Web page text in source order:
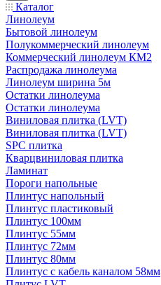
Каталог
Линолеум
Бытовой линолеум
Полукоммерческий линолеум
Коммерческий линолеум КМ2
Распродажа линолеума
Линолеум ширина 5м
Остатки линолеума
Остатки линолеума
Виниловая плитка (LVT)
Виниловая плитка (LVT)
SPC плитка
Кварцвиниловая плитка
Ламинат
Пороги напольные
Плинтус напольный
Плинтус пластиковый
Плинтус 100мм
Плинтус 55мм
Плинтус 72мм
Плинтус 80мм
Плинтус с кабель каналом 58мм